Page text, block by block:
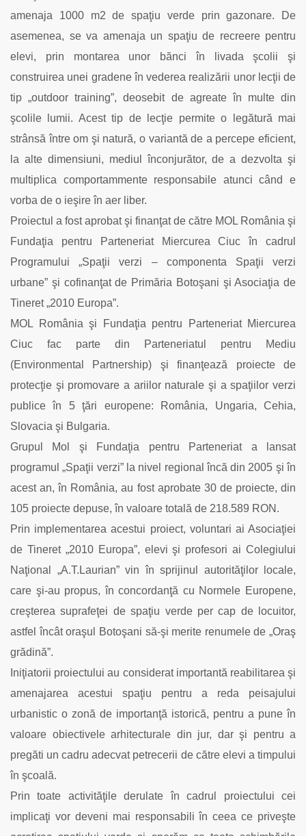
amenaja 1000 m2 de spaţiu verde prin gazonare. De
asemenea, se va amenaja un spaţiu de recreere pentru
elevi, prin montarea unor bănci în livada şcolii şi
construirea unei gradene în vederea realizării unor lecţii de
tip „outdoor training”, deosebit de agreate în multe din
şcolile lumii. Acest tip de lecţie permite o legătură mai
strânsă între om şi natură, o variantă de a percepe eficient,
la alte dimensiuni, mediul înconjurător, de a dezvolta şi
multiplica comportammente responsabile atunci când e
vorba de o ieşire în aer liber.
Proiectul a fost aprobat şi finanţat de către MOL România şi
Fundaţia pentru Parteneriat Miercurea Ciuc în cadrul
Programului „Spaţii verzi – componenta Spaţii verzi
urbane” şi cofinanţat de Primăria Botoşani şi Asociaţia de
Tineret „2010 Europa”.
MOL România şi Fundaţia pentru Parteneriat Miercurea
Ciuc fac parte din Parteneriatul pentru Mediu
(Environmental Partnership) şi finanţează proiecte de
protecţie şi promovare a ariilor naturale şi a spaţiilor verzi
publice în 5 ţări europene: România, Ungaria, Cehia,
Slovacia şi Bulgaria.
Grupul Mol şi Fundaţia pentru Parteneriat a lansat
programul „Spaţii verzi” la nivel regional încă din 2005 şi în
acest an, în România, au fost aprobate 30 de proiecte, din
105 proiecte depuse, în valoare totală de 218.589 RON.
Prin implementarea acestui proiect, voluntari ai Asociaţiei
de Tineret „2010 Europa”, elevi şi profesori ai Colegiului
Naţional „A.T.Laurian” vin în sprijinul autorităţilor locale,
care şi-au propus, în concordanţă cu Normele Europene,
creşterea suprafeţei de spaţiu verde per cap de locuitor,
astfel încât oraşul Botoşani să-şi merite renumele de „Oraş
grădină”.
Iniţiatorii proiectului au considerat importantă reabilitarea şi
amenajarea acestui spaţiu pentru a reda peisajului
urbanistic o zonă de importanţă istorică, pentru a pune în
valoare obiectivele arhitecturale din jur, dar şi pentru a
pregăti un cadru adecvat petrecerii de către elevi a timpului
în şcoală.
Prin toate activităţile derulate în cadrul proiectului cei
implicaţi vor deveni mai responsabili în ceea ce priveşte